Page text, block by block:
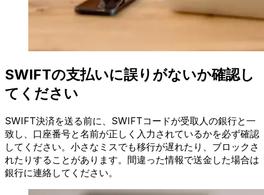
SWIFTの支払いに誤りがないか確認し
てください
SWIFT決済を送る前に、SWIFTコードが受取人の銀行と一
致し、口座番号と名前が正しく入力されているかを必ず確認
してください。小さなミスでも移行が遅れたり、ブロックさ
れたりすることがあります。間違った情報で送金した場合は
銀行に連絡してください。